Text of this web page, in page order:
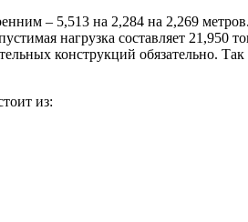
– 5,513 на 2,284 на 2,269
нагрузка составляет 21,950
конструкций обязательно.
из: